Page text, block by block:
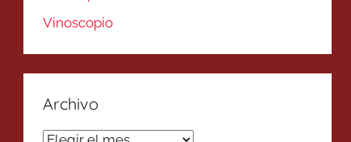
Vinoscopio
Archivo